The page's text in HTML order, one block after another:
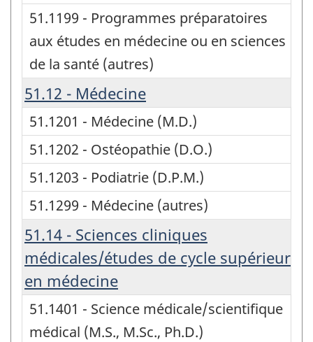
51.1199 - Programmes préparatoires
aux études en médecine ou en sciences
de la santé (autres)
51.12 - Médecine
51.1201 - Médecine (M.D.)
51.1202 - Ostéopathie (D.O.)
51.1203 - Podiatrie (D.P.M.)
51.1299 - Médecine (autres)
51.14 - Sciences cliniques
médicales/études de cycle supérieur
en médecine
51.1401 - Science médicale/scientifique
médical (M.S., M.Sc., Ph.D.)